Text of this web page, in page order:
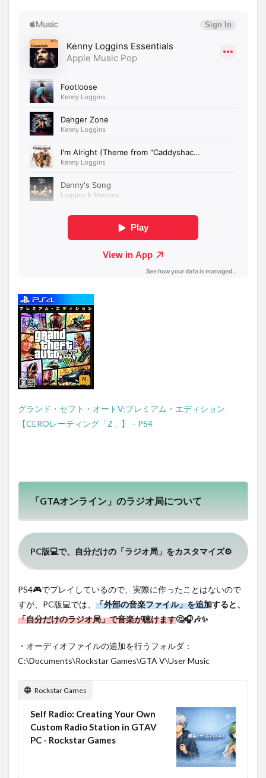
グランド・セフト・オートV:プレミアム・エディション
【CEROレーティング「Z」】 – PS4
「GTAオンライン」のラジオ局について
PC版💻で、自分だけの「ラジオ局」をカスタマイズ⚙
PS4🎮でプレイしているので、実際に作ったことはないので
すが、PC版💻では、 「外部の音楽ファイル」を追加すると、
「自分だけのラジオ局」で音楽が聴けます🤔🎧🎶✨
・オーディオファイルの追加を行うフォルダ：
C:\Documents\Rockstar Games\GTA V\User Music
Rockstar Games
Self Radio: Creating Your Own
Custom Radio Station in GTAV
PC - Rockstar Games